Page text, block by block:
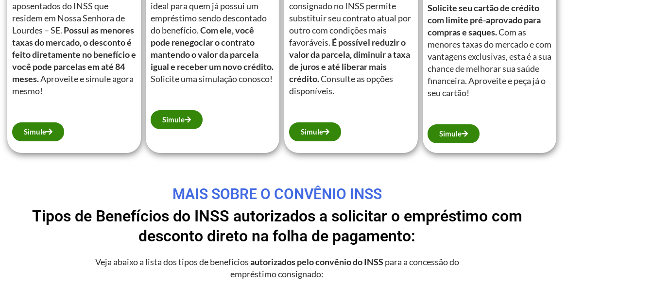
aposentados do INSS que
residem em Nossa Senhora de
Lourdes – SE. Possui as menores
taxas do mercado, o desconto é
feito diretamente no benefício e
você pode parcelas em até 84
meses.Aproveite e simule agora
mesmo!
Simule
ideal para quem já possui um
empréstimo sendo descontado
do benefício.Com ele, você
pode renegociar o contrato
mantendo o valor da parcela
igual e receber um novo crédito.
Solicite uma simulação conosco!
Simule
consignado no INSS permite
substituir seu contrato atual por
outro com condições mais
favoráveis. É possível reduzir o
valor da parcela, diminuir a taxa
de juros e até liberar mais
crédito.Consulte as opções
disponíveis.
Simule
Solicite seu cartão de crédito
com limite pré-aprovado para
compras e saques.Com as
menores taxas do mercado e com
vantagens exclusivas, esta é a sua
chance de melhorar sua saúde
financeira. Aproveite e peça já o
seu cartão!
Simule
MAIS SOBRE O CONVÊNIO INSS
Tipos de Benefícios do INSS autorizados a solicitar o empréstimo com
desconto direto na folha de pagamento:
Veja abaixo a lista dos tipos de benefíciosautorizados pelo convênio do INSS para a concessão do
empréstimo consignado: